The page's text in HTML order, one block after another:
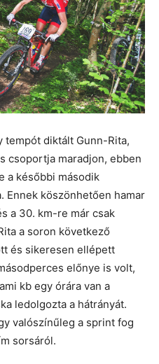
tempót diktált Gunn-Rita,
csoportja maradjon, ebben
a későbbi második
Ennek köszönhetően hamar
a 30. km-re már csak
a soron következő
és sikeresen ellépett
előnye is volt,
kb egy órára van a
ledolgozta a hátrányát.
valószínűleg a sprint fog
sorsáról.